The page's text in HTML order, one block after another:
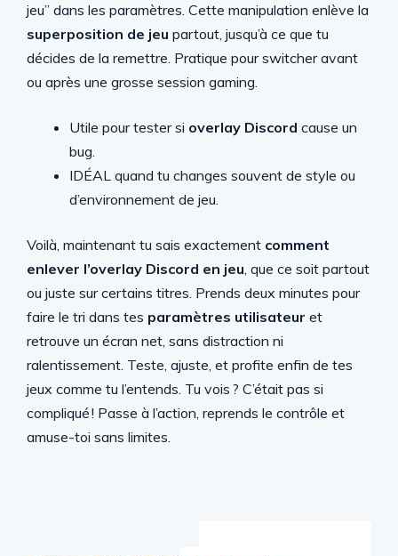
jeu” dans les paramètres. Cette manipulation enlève la
superposition de jeu partout, jusqu’à ce que tu
décides de la remettre. Pratique pour switcher avant
ou après une grosse session gaming.
Utile pour tester si overlay Discord cause un
bug.
IDÉAL quand tu changes souvent de style ou
d’environnement de jeu.
Voilà, maintenant tu sais exactement comment
enlever l’overlay Discord en jeu, que ce soit partout
ou juste sur certains titres. Prends deux minutes pour
faire le tri dans tes paramètres utilisateur et
retrouve un écran net, sans distraction ni
ralentissement. Teste, ajuste, et profite enfin de tes
jeux comme tu l’entends. Tu vois ? C’était pas si
compliqué ! Passe à l’action, reprends le contrôle et
amuse-toi sans limites.